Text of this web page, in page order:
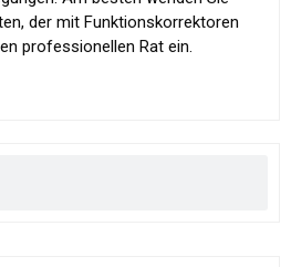
der mit Funktionskorrektoren
professionellen Rat ein.